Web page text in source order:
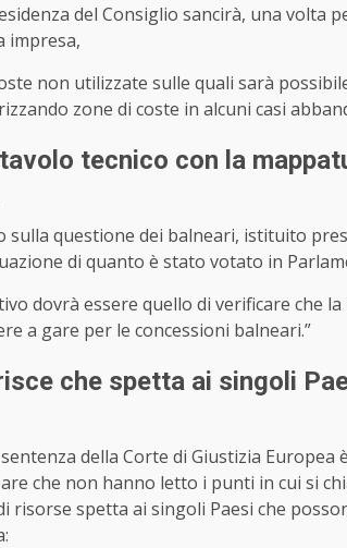
del Consiglio sancirà, una volta
impresa,
non utilizzate sulle quali sarà
zone di coste in alcuni casi
tecnico con la
sulla questione dei balneari, istituito
di quanto è stato votato in
dovrà essere quello di verificare che
a gare per le concessioni balneari.”
che spetta ai singoli
della Corte di Giustizia
che non hanno letto i punti in cui si
risorse spetta ai singoli Paesi che